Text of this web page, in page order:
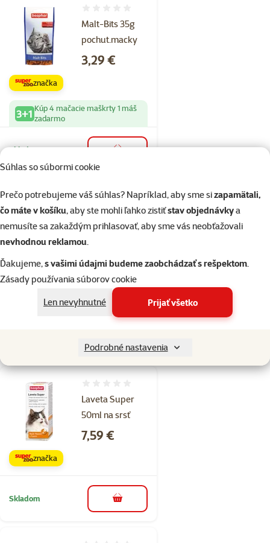
Súhlas so súbormi cookie
Prečo potrebujeme váš súhlas? Napríklad, aby sme sizapamätali,
čo máte v košíku, aby ste mohli ľahko zistiťstav objednávkya
nemusíte sa zakaždým prihlasovať, aby sme vás neobťažovali
nevhodnou reklamou.
Ďakujeme,s vašimi údajmi budeme zaobchádzať s rešpektom.
Zásady používania súborov cookie
Len nevyhnutné
Prijať všetko
Podrobné nastavenia
Malt-Bits 35g
pochut.macky
Cena
3,29 €
značka
3+1 Kúp 4 mačacie maškrty 1 máš
zadarmo
Skladom
Malt Bits a
Salmon 35g
Hodnotenie 0%
Cena
3,29 €
značka
Kúp 4 mačacie maškrty 1 máš
zadarmo
do košíka
Laveta Super
50ml na srsť
Cena
7,59 €
značka
Skladom do košíka